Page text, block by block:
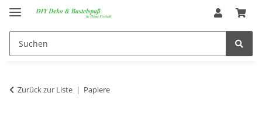
Zurück zur Liste Papiere